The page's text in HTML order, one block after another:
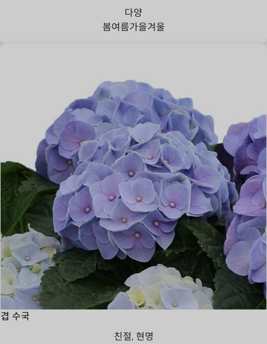
다양
봄여름가을겨울
겹 수국
친절, 현명